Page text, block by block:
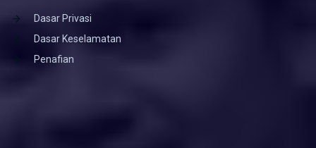
Dasar Privasi
Dasar Keselamatan
Penafian